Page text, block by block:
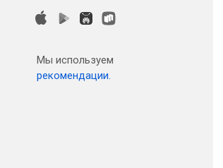
Мы используем
рекомендации.